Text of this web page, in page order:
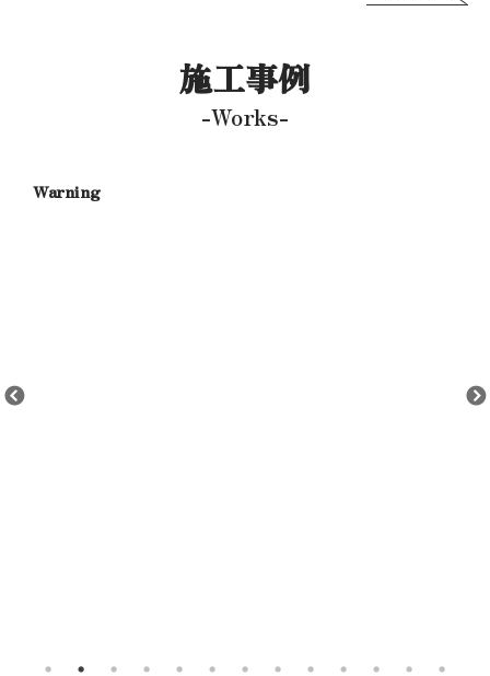
施工事例
-Works-
/home/xs358581/goto-ko.com/public_html/